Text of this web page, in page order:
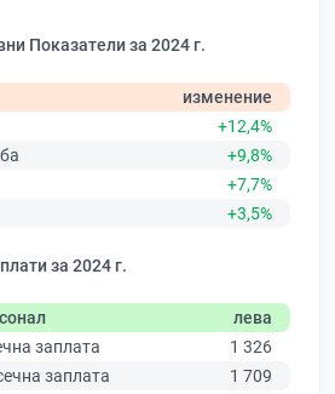
Показатели за 2024 г.
изменение
+12,4%
+9,8%
+7,7%
+3,5%
за 2024 г.
лева
заплата
1 326
заплата
1 709